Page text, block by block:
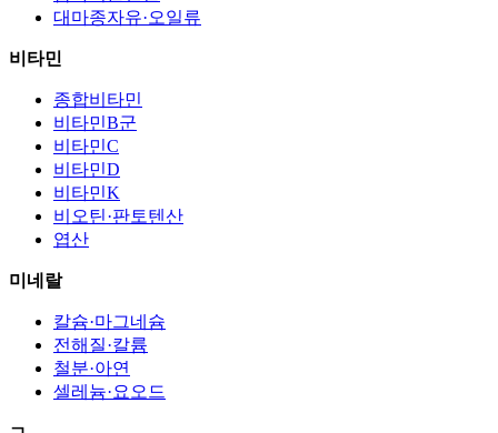
대마종자유·오일류
비타민
종합비타민
비타민B군
비타민C
비타민D
비타민K
비오틴·판토텐산
엽산
미네랄
칼슘·마그네슘
전해질·칼륨
철분·아연
셀레늄·요오드